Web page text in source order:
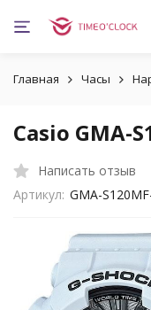
Главная Часы
Casio GMA-
Написать отзыв
Артикул: GMA-